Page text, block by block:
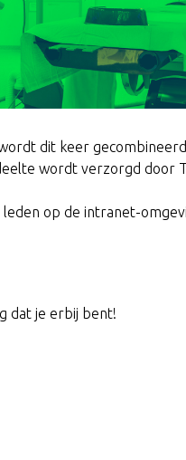
dit keer
wordt verzorgd door
op de intranet-
dat je erbij bent!